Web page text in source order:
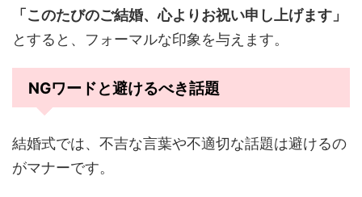
「このたびのご結婚、心よりお祝い申し上げます」
とすると、フォーマルな印象を与えます。
NGワードと避けるべき話題
結婚式では、不吉な言葉や不適切な話題は避けるの
がマナーです。